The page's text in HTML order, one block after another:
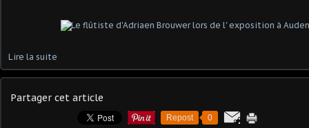
Lire la suite
Partager cet article
Repost 0